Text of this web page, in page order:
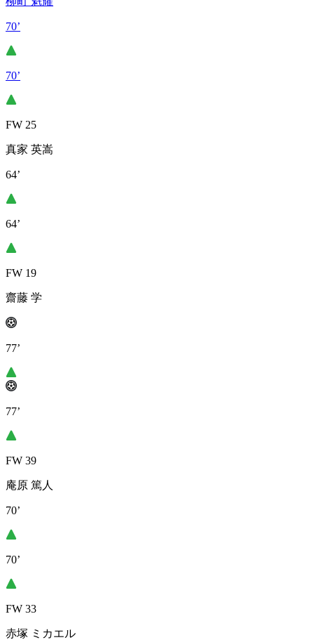
70’
70’
FW 25
真家 英嵩
64’
64’
FW 19
齋藤 学
77’
77’
FW 39
庵原 篤人
70’
70’
FW 33
赤塚 ミカエル